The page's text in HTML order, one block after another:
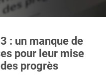
: un manque de
pour leur mise
progrès